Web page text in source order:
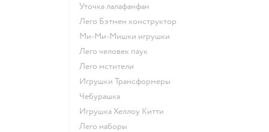
Уточка лалафанфан
Лего Бэтмен конструктор
Ми-Ми-Мишки игрушки
Лего человек паук
Лего мстители
Игрушки Трансформеры
Чебурашка
Игрушка Хеллоу Китти
Лего наборы